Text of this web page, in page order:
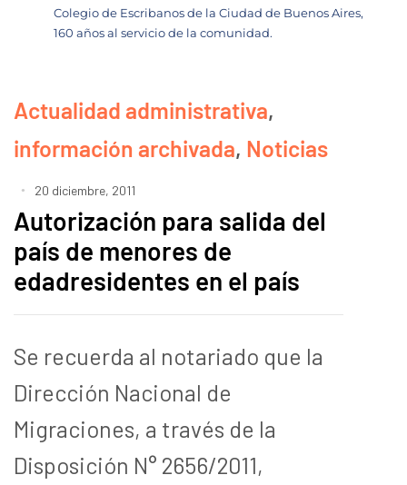
Colegio de Escribanos de la Ciudad de Buenos Aires,
160 años al servicio de la comunidad.
Actualidad administrativa,
información archivada, Noticias
20 diciembre, 2011
Autorización para salida del
país de menores de
edadresidentes en el país
Se recuerda al notariado que la
Dirección Nacional de
Migraciones, a través de la
Disposición N° 2656/2011,